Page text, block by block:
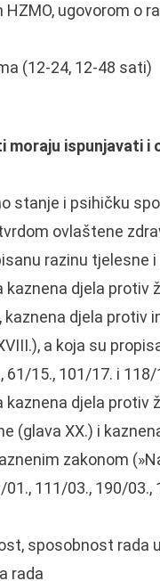
ugovorom o
(12-24, 12-48 sati)
moraju ispunjavati i
stanje i psihičku
ovlaštene
razinu tjelesne
kaznena djela protiv
djela protiv
a koja su
61/15., 101/17. i 118/
kaznena djela protiv
(glava XX.) i
zakonom
111/03., 190/
sposobnost rada
rada